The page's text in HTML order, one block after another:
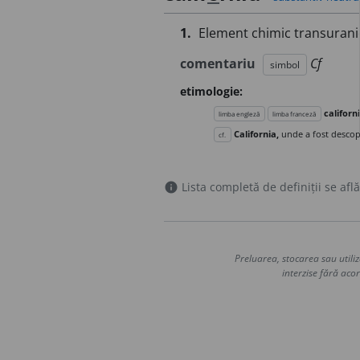
1. Element chimic
comentariu
simbol Cf
etimologie:
limba engleză limba franceză
cf. California, unde a fost
info Lista completă de definiții se
Preluarea, stocarea sau
interzise fără